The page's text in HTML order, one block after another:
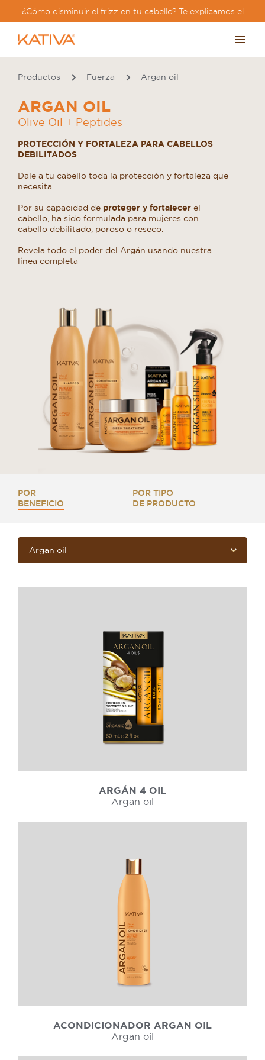
¿Cómo disminuir el frizz en tu cabello? Te explicamos el
Productos Fuerza Argan oil
ARGAN OIL
Olive Oil + Peptides
PROTECCIÓN Y FORTALEZA PARA CABELLOS
DEBILITADOS
Dale a tu cabello toda la protección y fortaleza que
necesita.
Por su capacidad de proteger y fortalecer el
cabello, ha sido formulada para mujeres con
cabello debilitado, poroso o reseco.
Revela todo el poder del Argán usando nuestra
línea completa
POR
BENEFICIO
POR TIPO
DE PRODUCTO
ARGÁN 4 OIL
Argan oil
ACONDICIONADOR ARGAN OIL
Argan oil